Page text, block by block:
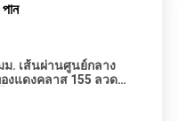
ม. เส้นผ่านศูนย์กลาง
งแดงคลาส 155 ลวด